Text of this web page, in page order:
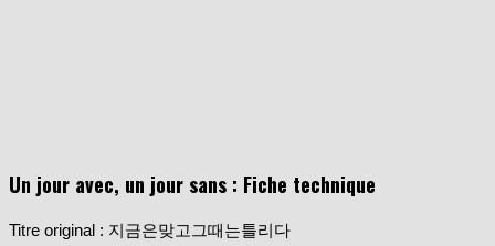
Un jour avec, un jour sans : Fiche technique
Titre original : 지금은맞고그때는틀리다